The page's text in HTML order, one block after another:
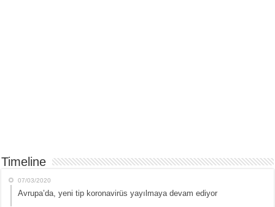
Timeline
07/03/2020
Avrupa’da, yeni tip koronavirüs yayılmaya devam ediyor